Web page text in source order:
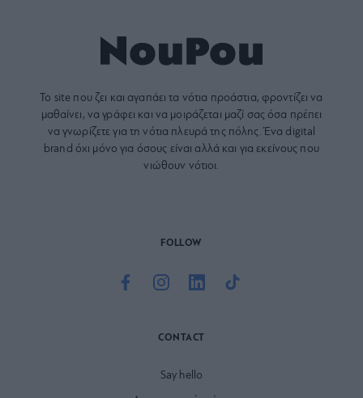
Το site που ζει και αγαπάει τα νότια προάστια, φροντίζει να
μαθαίνει, να γράφει και να μοιράζεται μαζί σας όσα πρέπει
να γνωρίζετε για τη νότια πλευρά της πόλης. Ένα digital
brand όχι μόνο για όσους είναι αλλά και για εκείνους που
νιώθουν νότιοι.
FOLLOW
CONTACT
Say hello